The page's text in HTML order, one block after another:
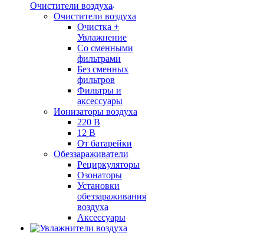
Очистители воздуха
Очистители воздуха
Очистка +
Увлажнение
Cо сменными
фильтрами
Без сменных
фильтров
Фильтры и
аксессуары
Ионизаторы воздуха
220 В
12 В
От батарейки
Обеззараживатели
Рециркуляторы
Озонаторы
Установки
обеззараживания
воздуха
Аксессуары